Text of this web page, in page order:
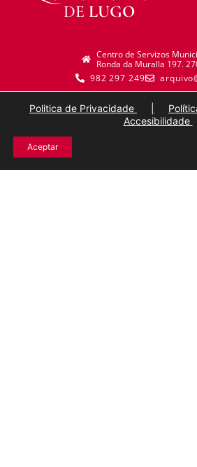
DE LUGO
Centro de Servizos
Ronda da Muralla 197.
982 297 249
Politica de Privacidade
Accesibilidade
Aceptar